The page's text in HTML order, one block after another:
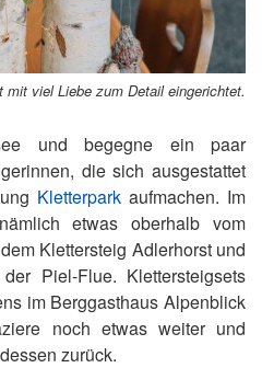
mit viel Liebe zum Detail eingerichtet.
und begegne ein paar
die sich ausgestattet
Kletterpark aufmachen. Im
etwas oberhalb vom
Klettersteig Adlerhorst und
Piel-Flue. Klettersteigsets
im Berggasthaus Alpenblick
noch etwas weiter und
zurück.